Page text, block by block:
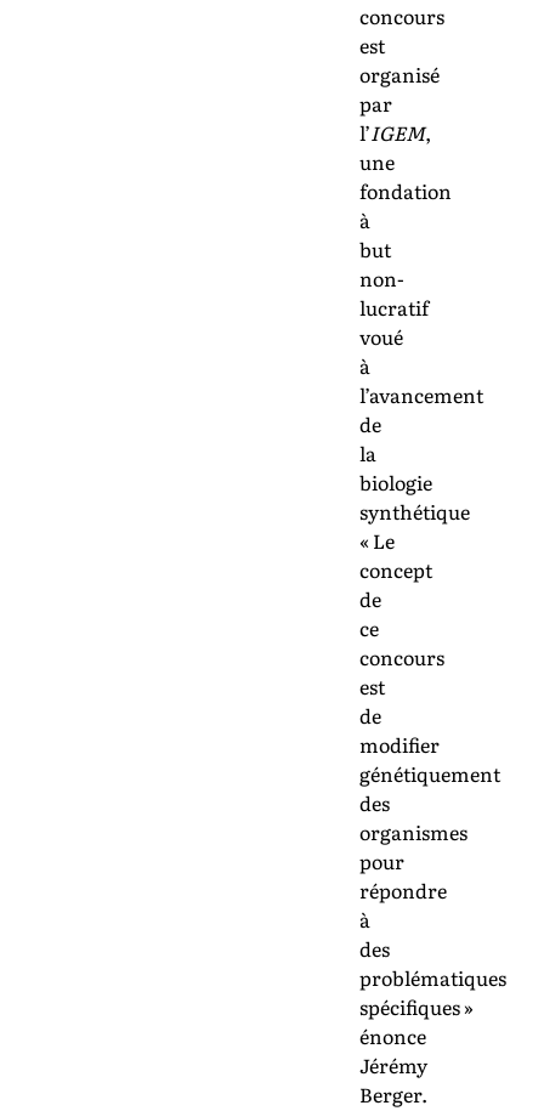
concours
est
organisé
par
l’IGEM,
une
fondation
à
but
non-
lucratif
voué
à
l’avancement
de
la
biologie
synthétique
« Le
concept
de
ce
concours
est
de
modifier
génétiquement
des
organismes
pour
répondre
à
des
problématiques
spécifiques »
énonce
Jérémy
Berger.